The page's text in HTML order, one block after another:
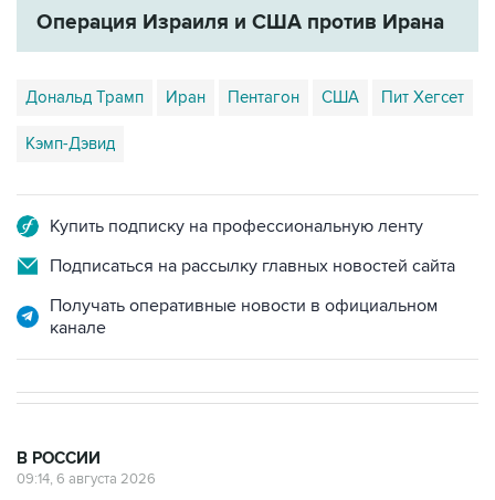
Операция Израиля и США против Ирана
Дональд Трамп Иран Пентагон США Пит Хегсет
Кэмп-Дэвид
Купить подписку на профессиональную ленту
Подписаться на рассылку главных новостей сайта
Получать оперативные новости в официальном
канале
В РОССИИ
09:14, 6 августа 2026